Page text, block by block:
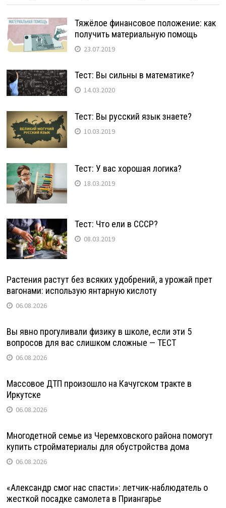
Тяжёлое финансовое положение: как
получить материальную помощь
23.07.2019
Тест: Вы сильны в математике?
14.03.2020
Тест: Вы русский язык знаете?
10.03.2019
Тест: У вас хорошая логика?
18.03.2019
Тест: Что ели в СССР?
08.03.2019
Растения растут без всяких удобрений, а урожай прет
вагонами: использую янтарную кислоту
06.08.2026
Вы явно прогуливали физику в школе, если эти 5
вопросов для вас слишком сложные — ТЕСТ
06.08.2026
Массовое ДТП произошло на Качугском тракте в
Иркутске
06.08.2026
Многодетной семье из Черемховского района помогут
купить стройматериалы для обустройства дома
06.08.2026
«Александр смог нас спасти»: летчик-наблюдатель о
жесткой посадке самолета в Приангарье